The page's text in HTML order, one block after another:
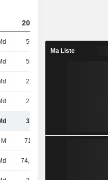
2024
562 Md 657 Md
562 Md
226 Md
226 Md
337 Md
71,38 M
74,17 Md
Ma Liste